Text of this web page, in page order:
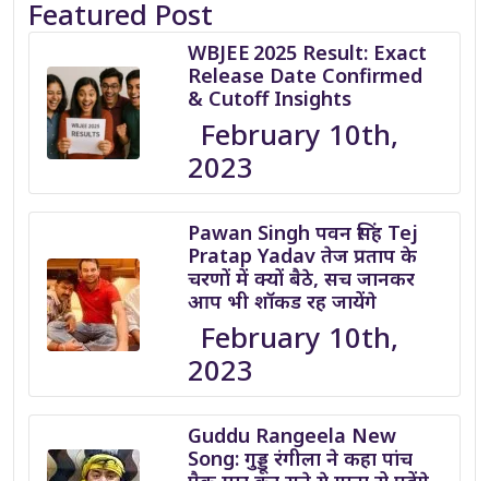
Featured Post
WBJEE 2025 Result: Exact
Release Date Confirmed
& Cutoff Insights
February 10th,
2023
Pawan Singh पवन सिंह Tej
Pratap Yadav तेज प्रताप के
चरणों में क्यों बैठे, सच जानकर
आप भी शॉकड रह जायेंगे
February 10th,
2023
Guddu Rangeela New
Song: गुड्डू रंगीला ने कहा पांच